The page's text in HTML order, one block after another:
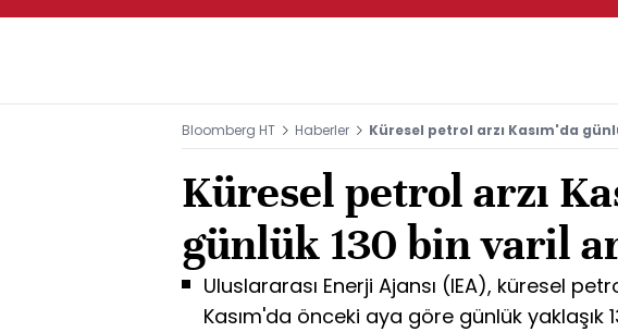
Bloomberg HT Haberler Küresel petrol arzı Kasım'da
Küresel petrol arzı
günlük 130 bin varil
Uluslararası Enerji Ajansı (IEA), küresel
Kasım'da önceki aya göre günlük yaklaşık